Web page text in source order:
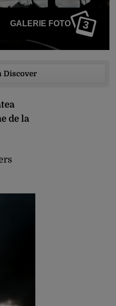
GALERIE FOTO 3
Discover
de la